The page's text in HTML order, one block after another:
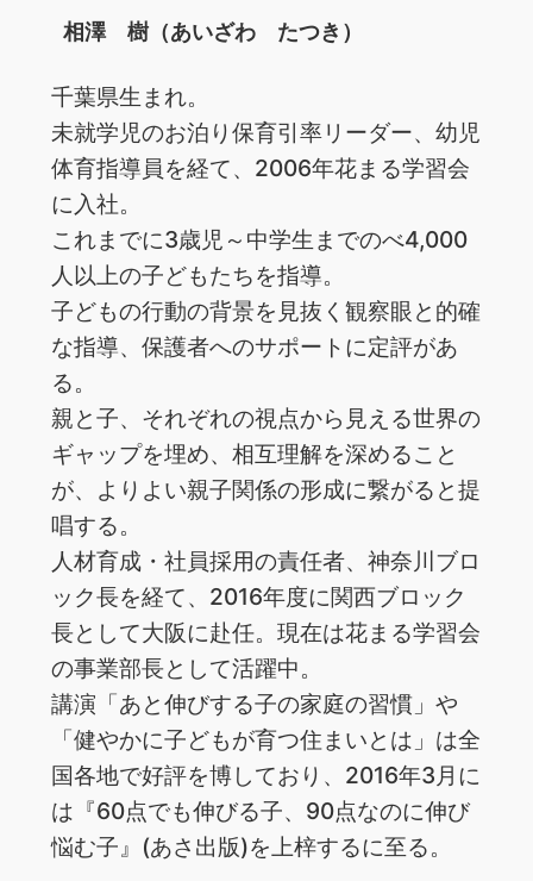
相澤 樹（あいざわ たつき）
千葉県生まれ。
未就学児のお泊り保育引率リーダー、幼児
体育指導員を経て、2006年花まる学習会
に入社。
これまでに3歳児～中学生までのべ4,000
人以上の子どもたちを指導。
子どもの行動の背景を見抜く観察眼と的確
な指導、保護者へのサポートに定評があ
る。
親と子、それぞれの視点から見える世界の
ギャップを埋め、相互理解を深めること
が、よりよい親子関係の形成に繋がると提
唱する。
人材育成・社員採用の責任者、神奈川ブロ
ック長を経て、2016年度に関西ブロック
長として大阪に赴任。現在は花まる学習会
の事業部長として活躍中。
講演「あと伸びする子の家庭の習慣」や
「健やかに子どもが育つ住まいとは」は全
国各地で好評を博しており、2016年3月に
は『60点でも伸びる子、90点なのに伸び
悩む子』(あさ出版)を上梓するに至る。